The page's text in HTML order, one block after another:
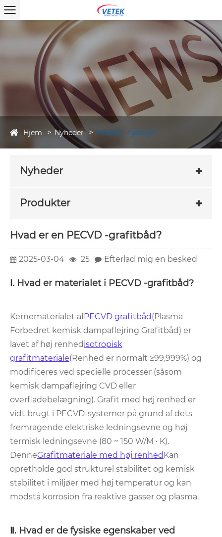
Hjem Nyheder Industri -nyheder
Nyheder
Produkter
Hvad er en PECVD -grafitbåd?
2025-03-04 25 Efterlad mig en besked
Ⅰ. Hvad er materialet i PECVD -grafitbåd?
Kernematerialet afPECVD grafitbåd(Plasma
Forbedret kemisk dampaflejring Grafitbåd) er
lavet af høj renhedisotropisk
grafitmateriale(Renhed er normalt ≥99,999%) og
modificeres ved specielle processer (såsom
kemisk dampaflejring CVD eller
overfladebelægning). Grafit med høj renhed er
vidt brugt i PECVD-systemer på grund af dets
fremragende elektriske ledningsevne og høj
termisk ledningsevne (80 ~ 150 W/M · K).
DenneGrafitmateriale med høj renhedKan
opretholde god strukturel stabilitet og kemisk
stabilitet i miljøer med høj temperatur og kan
modstå korrosion fra reaktive gasser og plasma.
Ⅱ. Hvad er de fysiske egenskaber ved